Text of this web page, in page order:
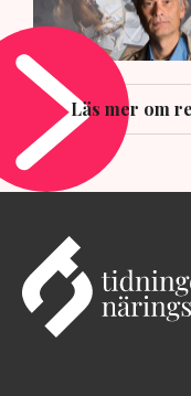
Läs mer om